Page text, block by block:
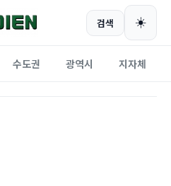
검색 ☀️
수도권 광역시 지자체